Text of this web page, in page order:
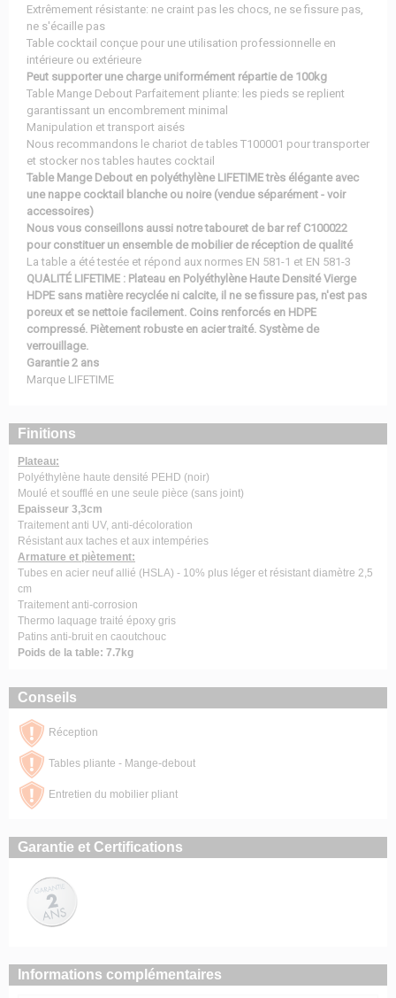
Extrêmement résistante: ne craint pas les chocs, ne se fissure pas,
ne s'écaille pas
Table cocktail conçue pour une utilisation professionnelle en
intérieure ou extérieure
Peut supporter une charge uniformément répartie de 100kg
Table Mange Debout Parfaitement pliante: les pieds se replient
garantissant un encombrement minimal
Manipulation et transport aisés
Nous recommandons le chariot de tables T100001 pour transporter
et stocker nos tables hautes cocktail
Table Mange Debout en polyéthylène LIFETIME très élégante avec
une nappe cocktail blanche ou noire (vendue séparément - voir
accessoires)
Nous vous conseillons aussi notre tabouret de bar ref C100022
pour constituer un ensemble de mobilier de réception de qualité
La table a été testée et répond aux normes EN 581-1 et EN 581-3
QUALITÉ LIFETIME : Plateau en Polyéthylène Haute Densité Vierge
HDPE sans matière recyclée ni calcite, il ne se fissure pas, n'est pas
poreux et se nettoie facilement. Coins renforcés en HDPE
compressé. Piètement robuste en acier traité. Système de
verrouillage.
Garantie 2 ans
Marque LIFETIME
Finitions
Plateau:
Polyéthylène haute densité PEHD (noir)
Moulé et soufflé en une seule pièce (sans joint)
Epaisseur 3,3cm
Traitement anti UV, anti-décoloration
Résistant aux taches et aux intempéries
Armature et piètement:
Tubes en acier neuf allié (HSLA) - 10% plus léger et résistant diamètre 2,5
cm
Traitement anti-corrosion
Thermo laquage traité époxy gris
Patins anti-bruit en caoutchouc
Poids de la table: 7.7kg
Conseils
Réception
Tables pliante - Mange-debout
Entretien du mobilier pliant
Garantie et Certifications
Informations complémentaires